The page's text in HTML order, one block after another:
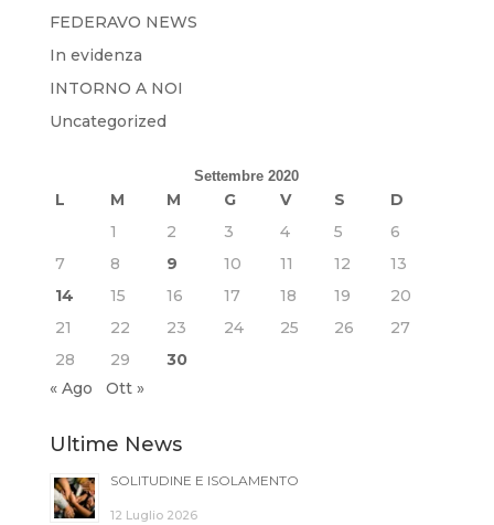
FEDERAVO NEWS
In evidenza
INTORNO A NOI
Uncategorized
Settembre 2020
L M M G V S
D
1
2 3 4 5
6
7
8 9 10 11 12
13
14
15 16 17 18 19
20
21
22 23 24 25 26
27
28
29
30
« Ago
Ott »
Ultime News
SOLITUDINE E ISOLAMENTO
12 Luglio 2026